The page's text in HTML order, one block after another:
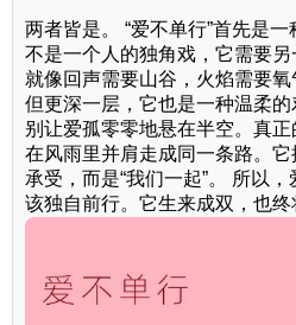
两者皆是。 “爱不单行”首先是
不是一个人的独角戏，它需要另
就像回声需要山谷，火焰需要氧
但更深一层，它也是一种温柔
别让爱孤零零地悬在半空。真
在风雨里并肩走成同一条路。
承受，而是“我们一起”。 所以
该独自前行。它生来成双，也终